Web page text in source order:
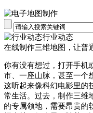
行业动态
在线制作三维地图，让普
你有没有想过，打开手机
市、一座山脉，甚至一个
这听起来像科幻电影里的
常生活。过去，制作三维
的专属领地，需要昂贵的